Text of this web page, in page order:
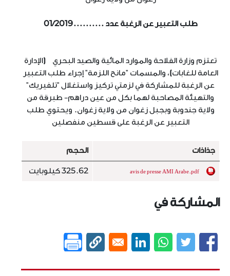
طلب التعبير عن الرغبة عدد ..........01/2019
تعتزم وزارة الفلاحة والموارد المائية والصيد البحري (الإدارة
العامة للغابات)، والمسمات "مانح اللزمة" إجراء طلب التعبير
عن الرغبة للمشاركة في لزمتي تركيز واستغلال "تلفيريك"
والتهيئة المصاحبة لهما بكل من عين دراهم- طبرقة من
ولاية جندوبة وبجبل زغوان من ولاية زغوان. ويحتوي طلب
التعبير عن الرغبة على قسطين منفصلين
جذاذات الحجم
avis de presse AMI Arabe.pdf 325.62 كيلوبايت
المشاركة في